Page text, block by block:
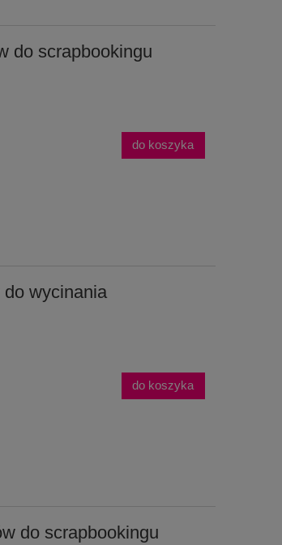
do scrapbookingu
do koszyka
wycinania
do koszyka
do scrapbookingu